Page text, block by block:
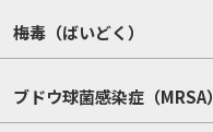
梅毒（ばいどく）
ブドウ球菌感染症（MRSA）